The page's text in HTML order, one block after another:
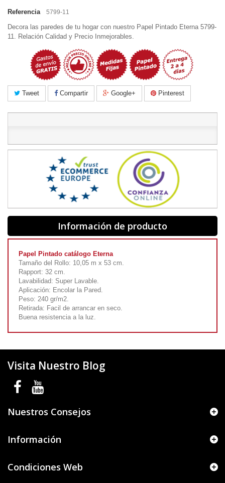
Referencia 5799-11
Decora las paredes de tu hogar con nuestro Papel Pintado Eterna 5799-
11. Relación Calidad y Precio Inmejorables.
Tweet Compartir Google+ Pinterest
Información de producto
Papel Pintado catálogo Eterna
Tamaño del Rollo: 10,05 m x 53 cm.
Rapport: 32 cm.
Lavabilidad: Super Lavable.
Aplicación: Encolar la Pared.
Peso: 240 gr/m2.
Retirada: Facil de arrancar en seco.
Buena resistencia a la luz.
Visita Nuestro Blog
Nuestros Consejos
Información
Condiciones Web